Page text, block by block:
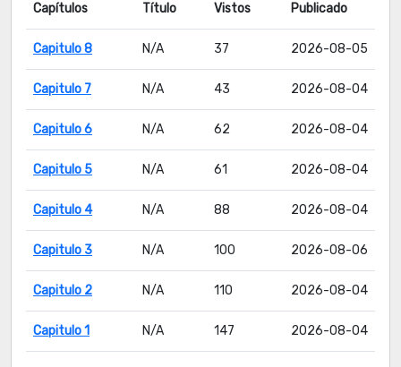
Capítulos Título Vistos Publicado
Capitulo 8 N/A 37 2026-08-05
Capitulo 7 N/A 43 2026-08-04
Capitulo 6 N/A 62 2026-08-04
Capitulo 5 N/A 61 2026-08-04
Capitulo 4 N/A 88 2026-08-04
Capitulo 3 N/A 100 2026-08-06
Capitulo 2 N/A 110 2026-08-04
Capitulo 1 N/A 147 2026-08-04